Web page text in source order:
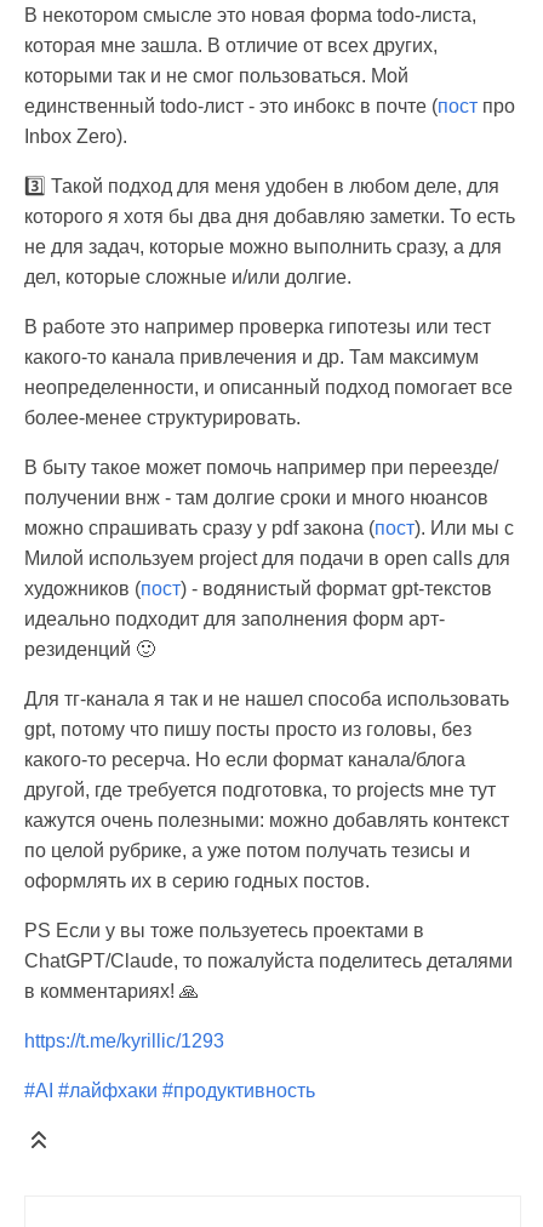
В некотором смысле это новая форма todo-листа,
которая мне зашла. В отличие от всех других,
которыми так и не смог пользоваться. Мой
единственный todo-лист - это инбокс в почте (пост про
Inbox Zero).
3️⃣ Такой подход для меня удобен в любом деле, для
которого я хотя бы два дня добавляю заметки. То есть
не для задач, которые можно выполнить сразу, а для
дел, которые сложные и/или долгие.
В работе это например проверка гипотезы или тест
какого-то канала привлечения и др. Там максимум
неопределенности, и описанный подход помогает все
более-менее структурировать.
В быту такое может помочь например при переезде/
получении внж - там долгие сроки и много нюансов
можно спрашивать сразу у pdf закона (пост). Или мы с
Милой используем project для подачи в open calls для
художников (пост) - водянистый формат gpt-текстов
идеально подходит для заполнения форм арт-
резиденций 🙂
Для тг-канала я так и не нашел способа использовать
gpt, потому что пишу посты просто из головы, без
какого-то ресерча. Но если формат канала/блога
другой, где требуется подготовка, то projects мне тут
кажутся очень полезными: можно добавлять контекст
по целой рубрике, а уже потом получать тезисы и
оформлять их в серию годных постов.
PS Если у вы тоже пользуетесь проектами в
ChatGPT/Claude, то пожалуйста поделитесь деталями
в комментариях! 🙏
https://t.me/kyrillic/1293
#AI #лайфхаки #продуктивность